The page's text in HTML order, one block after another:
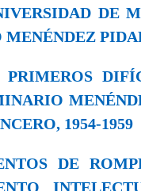
DE
1954-1959
DE